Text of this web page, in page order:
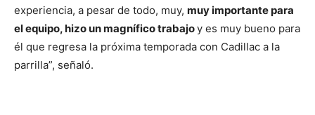
experiencia, a pesar de todo, muy, muy importante para
el equipo, hizo un magnífico trabajoy es muy bueno para
él que regresa la próxima temporada con Cadillac a la
parrilla”, señaló.